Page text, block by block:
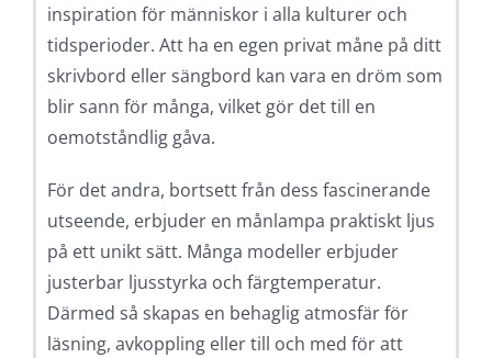
inspiration för människor i alla kulturer och
tidsperioder. Att ha en egen privat måne på ditt
skrivbord eller sängbord kan vara en dröm som
blir sann för många, vilket gör det till en
oemotståndlig gåva.
För det andra, bortsett från dess fascinerande
utseende, erbjuder en månlampa praktiskt ljus
på ett unikt sätt. Många modeller erbjuder
justerbar ljusstyrka och färgtemperatur.
Därmed så skapas en behaglig atmosfär för
läsning, avkoppling eller till och med för att